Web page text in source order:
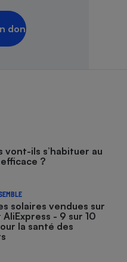
don
vont-ils s’habituer au
?
solaires vendues sur
- 9 sur 10
la santé des